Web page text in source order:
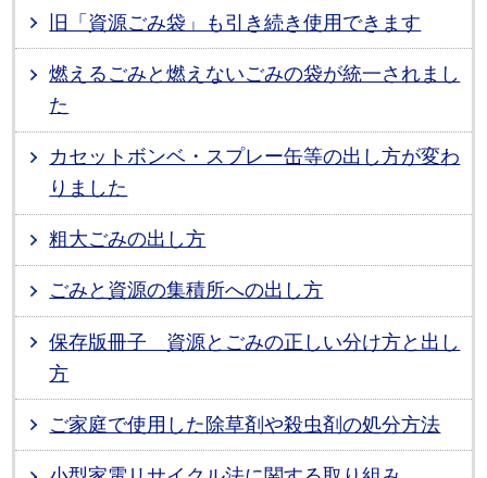
旧「資源ごみ袋」も引き続き使用できます
燃えるごみと燃えないごみの袋が統一されまし
た
カセットボンベ・スプレー缶等の出し方が変わ
りました
粗大ごみの出し方
ごみと資源の集積所への出し方
保存版冊子 資源とごみの正しい分け方と出し
方
ご家庭で使用した除草剤や殺虫剤の処分方法